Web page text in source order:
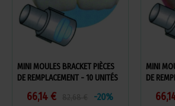
MINI MOULES BRACKET PIÈCES
DE REMPLACEMENT - 10 UNITÉS
66,14 € -20%
MINI
DE